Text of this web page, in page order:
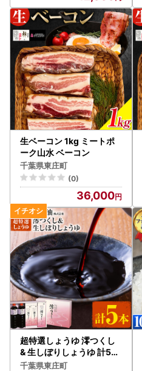
生ベーコン 1kg ミートポ
ーク山水 ベーコン
千葉県東庄町
(0)
36,000
超特選しょうゆ 澪つくし
& 生しぼりしょうゆ 計5本
入正醤油 しょうゆ
千葉県東庄町